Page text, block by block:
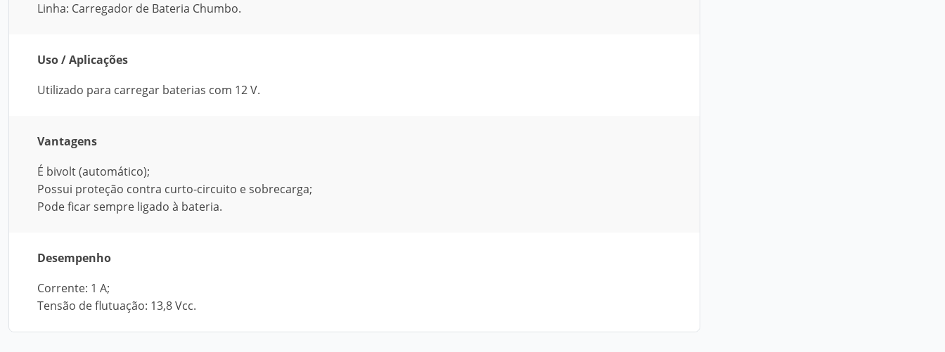
Linha: Carregador de Bateria Chumbo.
Uso / Aplicações
Utilizado para carregar baterias com 12 V.
Vantagens
É bivolt (automático);
Possui proteção contra curto-circuito e sobrecarga;
Pode ficar sempre ligado à bateria.
Desempenho
Corrente: 1 A;
Tensão de flutuação: 13,8 Vcc.